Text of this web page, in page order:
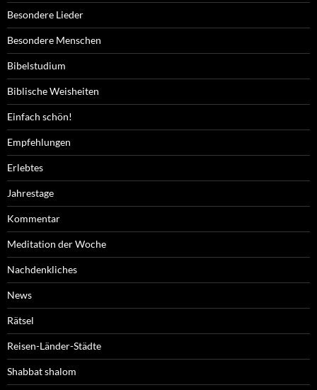
Besondere Lieder
Besondere Menschen
Bibelstudium
Biblische Weisheiten
Einfach schön!
Empfehlungen
Erlebtes
Jahrestage
Kommentar
Meditation der Woche
Nachdenkliches
News
Rätsel
Reisen-Länder-Städte
Shabbat shalom